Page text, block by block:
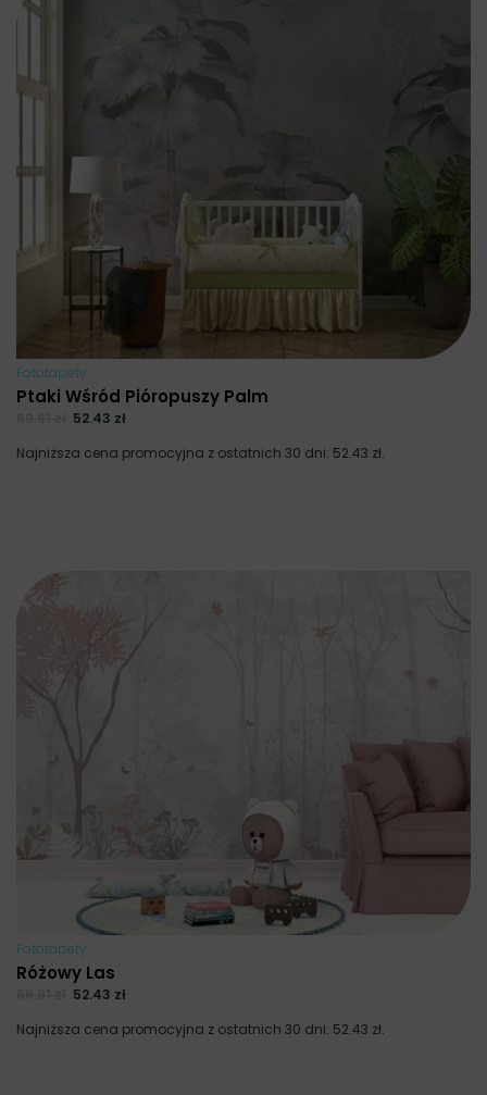
Fototapety
Ptaki Wśród Pióropuszy Palm
52.43 zł
Najniższa cena promocyjna z ostatnich 30 dni: 52.43 zł.
Fototapety
Różowy Las
52.43 zł
Najniższa cena promocyjna z ostatnich 30 dni: 52.43 zł.